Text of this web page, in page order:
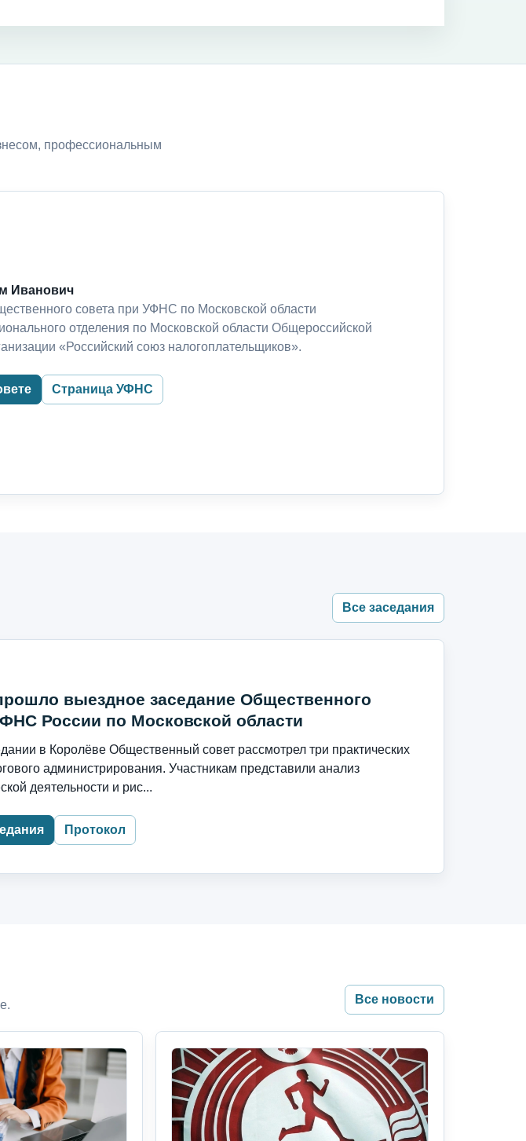
профессиональным
Иванович
совета при УФНС по Московской области
отделения по Московской области Общероссийской
«Российский союз налогоплательщиков».
Страница УФНС
Все заседания
выездное заседание Общественного
России по Московской области
в Королёве Общественный совет рассмотрел три практических
администрирования. Участникам представили анализ
деятельности и рис...
Протокол
Все новости